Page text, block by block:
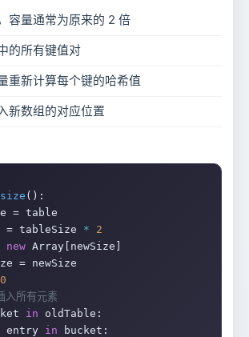
容量通常为原来的 2 倍
的所有键值对
重新计算每个键的哈希值
新数组的对应位置
():
= table
= tableSize
*
2
new Array[newSize]
= newSize
0
所有元素
in oldTable:
entry in bucket: